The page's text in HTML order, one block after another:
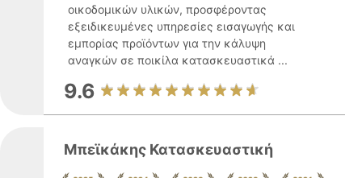
οικοδομικών υλικών, προσφέροντας
εξειδικευμένες υπηρεσίες εισαγωγής και
εμπορίας προϊόντων για την κάλυψη
αναγκών σε ποικίλα κατασκευαστικά ...
9.6
Μπεϊκάκης Κατασκευαστική